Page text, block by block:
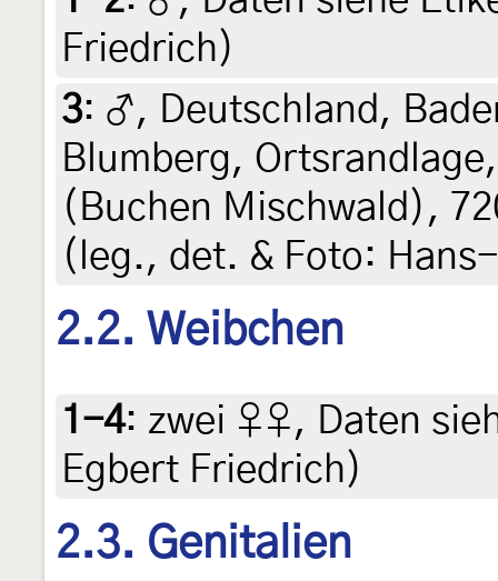
Friedrich)
3: ♂, Deutschland,
Blumberg,
(Buchen Mischwald),
(leg., det. & Foto:
2.2. Weibchen
1-4: zwei ♀♀, Daten
Egbert Friedrich)
2.3. Genitalien